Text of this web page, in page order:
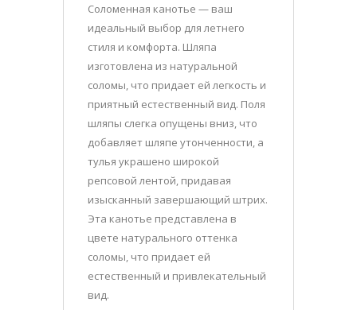
Соломенная канотье — ваш
идеальный выбор для летнего
стиля и комфорта. Шляпа
изготовлена из натуральной
соломы, что придает ей легкость и
приятный естественный вид. Поля
шляпы слегка опущены вниз, что
добавляет шляпе утонченности, а
тулья украшено широкой
репсовой лентой, придавая
изысканный завершающий штрих.
Эта канотье представлена в
цвете натурального оттенка
соломы, что придает ей
естественный и привлекательный
вид.